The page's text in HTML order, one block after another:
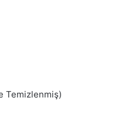
Temizlenmiş)